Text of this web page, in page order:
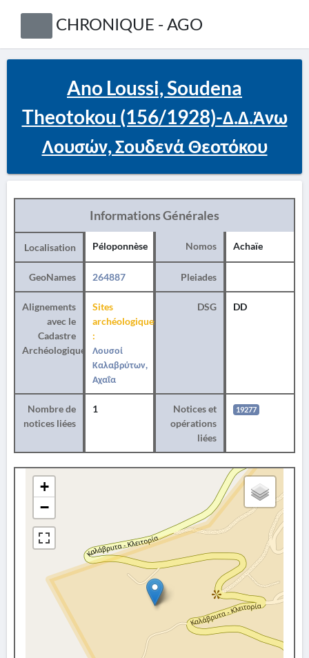
CHRONIQUE - AGO
Ano Loussi, Soudena
Theotokou (156/1928)-Δ.Δ.Άνω
Λουσών, Σουδενά Θεοτόκου
Informations Générales
Localisation Péloponnèse Nomos Achaïe
GeoNames 264887 Pleiades
Alignements
avec le
Cadastre
Archéologique
Sites
archéologiques
:
Λουσοί
Καλαβρύτων,
Αχαΐα
DSG DD
Nombre de
notices liées
1
Notices et
opérations
liées
19277
+
−